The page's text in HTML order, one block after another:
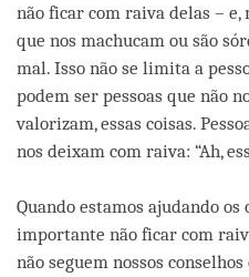
não ficar com raiva delas – e,
que nos machucam ou são
mal. Isso não se limita a
podem ser pessoas que não
valorizam, essas coisas.
nos deixam com raiva: “Ah,
Quando estamos ajudando
importante não ficar com
não seguem nossos